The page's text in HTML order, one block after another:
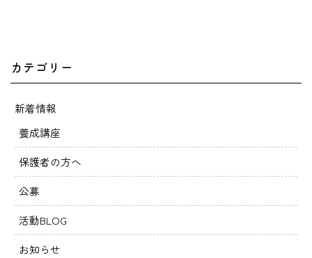
カテゴリー
新着情報
養成講座
保護者の方へ
公募
活動BLOG
お知らせ